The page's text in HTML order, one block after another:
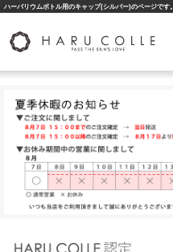
ハーバリウムボトル用のキャップ(シルバー)のページです。